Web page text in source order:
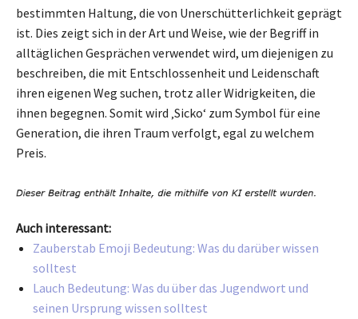
bestimmten Haltung, die von Unerschütterlichkeit geprägt
ist. Dies zeigt sich in der Art und Weise, wie der Begriff in
alltäglichen Gesprächen verwendet wird, um diejenigen zu
beschreiben, die mit Entschlossenheit und Leidenschaft
ihren eigenen Weg suchen, trotz aller Widrigkeiten, die
ihnen begegnen. Somit wird ‚Sicko‘ zum Symbol für eine
Generation, die ihren Traum verfolgt, egal zu welchem
Preis.
Auch interessant:
Zauberstab Emoji Bedeutung: Was du darüber wissen
solltest
Lauch Bedeutung: Was du über das Jugendwort und
seinen Ursprung wissen solltest